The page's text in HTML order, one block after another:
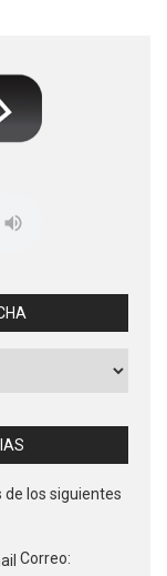
de los siguientes
Correo: